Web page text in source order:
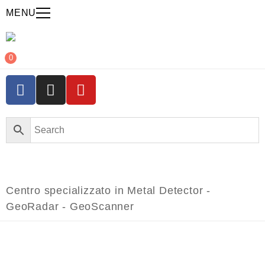
MENU
0
Centro specializzato in Metal Detector -
GeoRadar - GeoScanner